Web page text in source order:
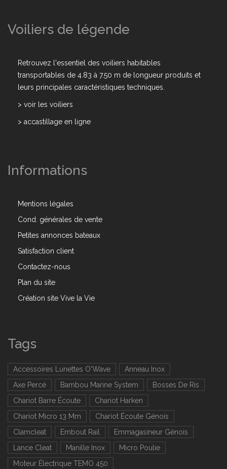
Voiliers de légende
Retrouvez l'essentiel des voiliers habitables
transportables de 4.83 à 7.50 m de longueur produits et
leurs principales caractéristiques techniques.
> voir les voiliers
> accastillage en ligne
Informations
Mentions légales
Cond. générales de vente
Petites annonces bateaux
Satisfaction client
Contactez-nous
Plan du site
Création site Vive la Vie
Tags
Accessoires Lunettes O'Wave
Anneau Inox
Axe Percé
Bambou Marine System
Bosses De Ris
Chariot Barre Écoute
Chariot Harken
Chariot Micro 13 Mm
Chariot Écoute Génois
Clamcleat
Embout Rail
Emmagasineur Génois
Lance Cleat
Manille Inox
Micro Poulie
Moteur Électrique TEMO 450